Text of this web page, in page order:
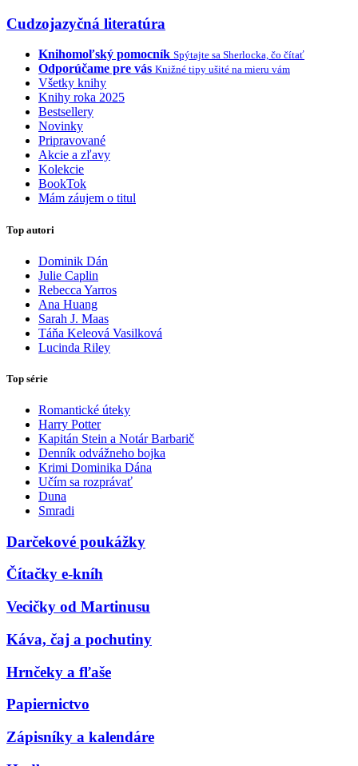
Cudzojazyčná literatúra
Knihomoľský pomocník Spýtajte sa Sherlocka, čo čítať
Odporúčame pre vás Knižné tipy ušité na mieru vám
Všetky knihy
Knihy roka 2025
Bestsellery
Novinky
Pripravované
Akcie a zľavy
Kolekcie
BookTok
Mám záujem o titul
Top autori
Dominik Dán
Julie Caplin
Rebecca Yarros
Ana Huang
Sarah J. Maas
Táňa Keleová Vasilková
Lucinda Riley
Top série
Romantické úteky
Harry Potter
Kapitán Stein a Notár Barbarič
Denník odvážneho bojka
Krimi Dominika Dána
Učím sa rozprávať
Duna
Smradi
Darčekové poukážky
Čítačky e-kníh
Vecičky od Martinusu
Káva, čaj a pochutiny
Hrnčeky a fľaše
Papiernictvo
Zápisníky a kalendáre